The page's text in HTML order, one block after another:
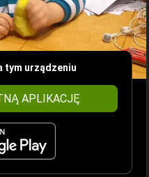
tym urządzeniu
APLIKACJĘ